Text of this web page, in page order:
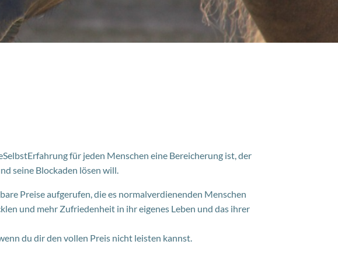
für jeden Menschen eine Bereicherung ist, der
seine Blockaden lösen will.
Preise aufgerufen, die es normalverdienenden Menschen
und mehr Zufriedenheit in ihr eigenes Leben und das ihrer
du dir den vollen Preis nicht leisten kannst.